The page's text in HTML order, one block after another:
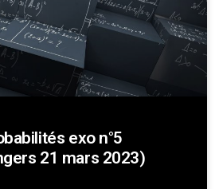
exo n°5
21 mars 2023)